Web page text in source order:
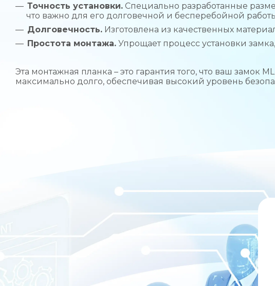
Точность установки. Специально разработанные
что важно для его долговечной и бесперебойной
Долговечность. Изготовлена из качественных
Простота монтажа. Упрощает процесс установки
Эта монтажная планка – это гарантия того, что ваш замок
максимально долго, обеспечивая высокий уровень